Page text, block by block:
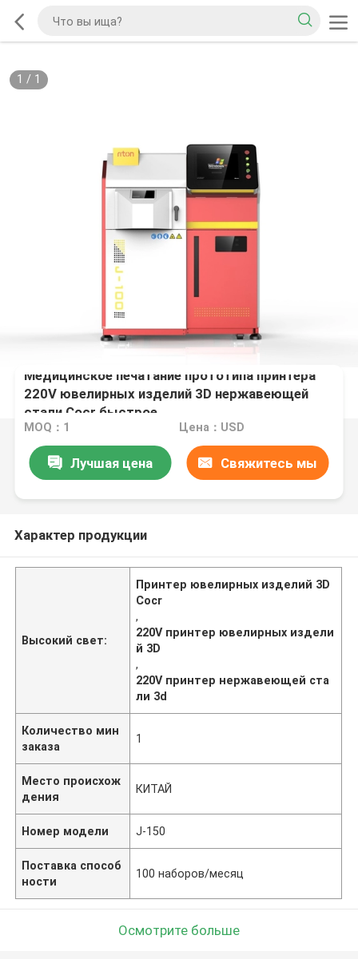
1 / 1
Медицинское печатание прототипа принтера
220V ювелирных изделий 3D нержавеющей
стали Cocr быстрое
MOQ：1 Цена：USD
Лучшая цена Свяжитесь мы
Характер продукции
Высокий свет:
Принтер ювелирных изделий 3D
Cocr
,
220V принтер ювелирных издели
й 3D
,
220V принтер нержавеющей ста
ли 3d
Количество мин
заказа
1
Место происхож
дения
КИТАЙ
Номер модели J-150
Поставка способ
ности
100 наборов/месяц
Осмотрите больше